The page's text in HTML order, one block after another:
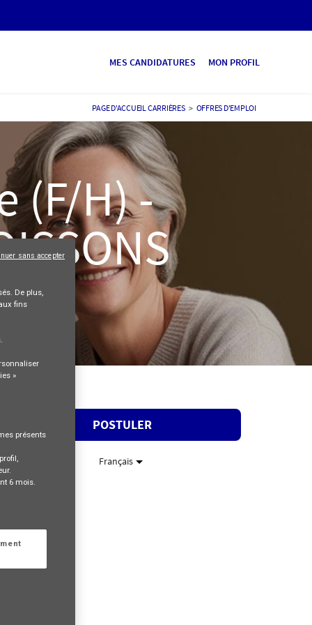
MES CANDIDATURES MON PROFIL
PAGE D'ACCUEIL CARRIÈRES > OFFRES D'EMPLOI
(F/H) -
POSTULER
Français
De plus,
fins
»
présents
6 mois.
sans accepter